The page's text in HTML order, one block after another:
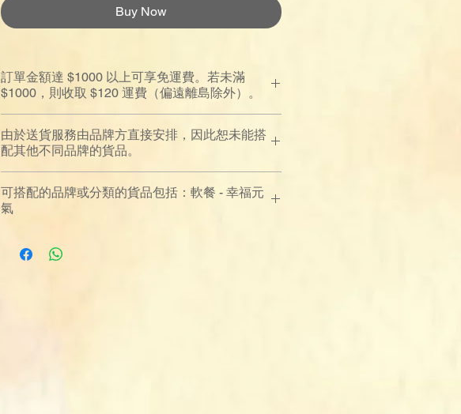
Buy Now
訂單金額達 $1000 以上可享免運費。若未滿
$1000，則收取 $120 運費（偏遠離島除外）。
由於送貨服務由品牌方直接安排，因此恕未能搭
配其他不同品牌的貨品。
可搭配的品牌或分類的貨品包括：軟餐 - 幸福元
氣